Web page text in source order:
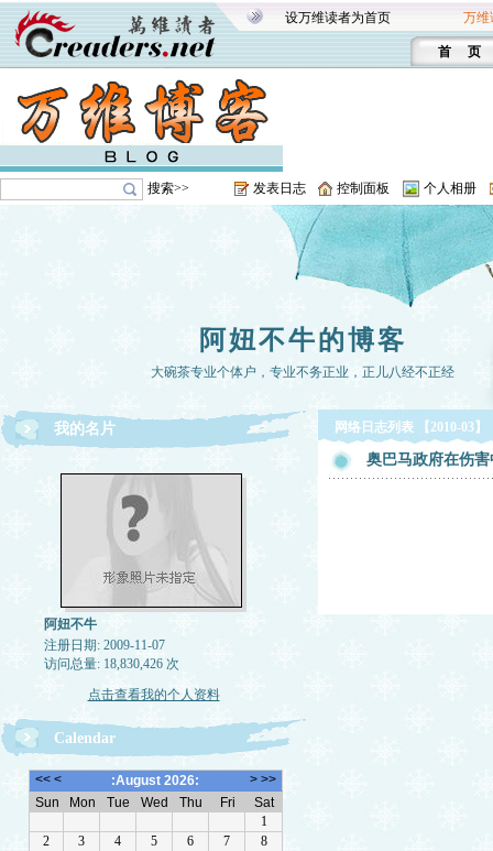
设万维读者为首页 万维
首 页
搜索>> 发表日志 控制面板 个人相册
阿妞不牛的博客
大碗茶专业个体户，专业不务正业，正儿八经不正经
我的名片
阿妞不牛
注册日期: 2009-11-07
访问总量: 18,830,426 次
点击查看我的个人资料
Calendar
网络日志列表 【2010-03】
奥巴马政府在伤